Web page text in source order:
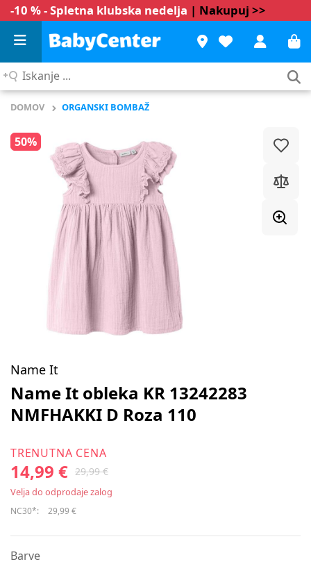
-10 % - Spletna klubska nedelja | Nakupuj >>
Iskanje
DOMOV ORGANSKI BOMBAŽ
50%
Name It
Name It obleka KR 13242283
NMFHAKKI D Roza 110
TRENUTNA CENA
14,99 € 29,99 €
Velja do odprodaje zalog
NC30*: 29,99 €
Barve